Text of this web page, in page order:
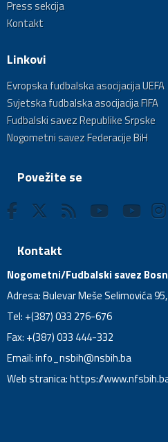
Press sekcija
Kontakt
Linkovi
Evropska fudbalska asocijacija UEFA
Svjetska fudbalska asocijacija FIFA
Fudbalski savez Republike Srpske
Nogometni savez Federacije BiH
Povežite se
Kontakt
Nogometni/Fudbalski savez
Adresa: Bulevar Meše Selimovića
Tel: +(387) 033 276-676
Fax: +(387) 033 444-332
Email:info_nsbih@nsbih.ba
Web stranica: https://